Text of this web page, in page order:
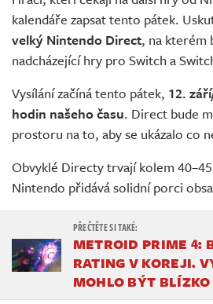
Živě
kalendáře zapsat tento pátek.
velký Nintendo Direct, na kterém
nadcházející hry pro Switch a
Vysílání začíná tento pátek, 12.
hodin našeho času. Direct bude
prostoru na to, aby se ukázalo co
Obvyklé Directy trvají kolem
Nintendo přidává solidní porci
METROID PRIME 4:
RATING V KOREJI.
MOHLO BÝT BLÍZKO